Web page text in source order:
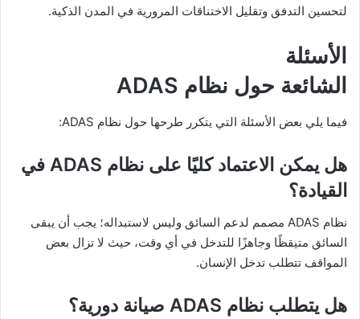
لتحسين التدفق وتقليل الاختناقات المرورية في المدن الذكية.
الأسئلة
الشائعة حول نظام ADAS
فيما يلي بعض الأسئلة التي يتكرر طرحها حول نظام ADAS:
هل يمكن الاعتماد كليًا على نظام
ADAS في
القيادة؟
نظام ADAS مصمم لدعم السائق وليس لاستبداله؛ يجب أن يبقى
السائق متيقظًا وجاهزًا للتدخل في أي وقت، حيث لا تزال بعض
المواقف تتطلب تدخل الإنسان.
هل يتطلب نظام ADAS صيانة دورية؟